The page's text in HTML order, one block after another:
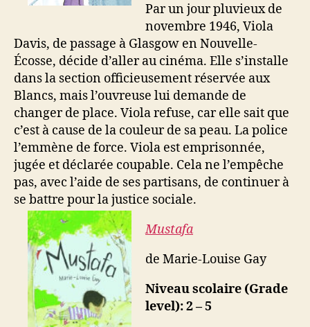
Par un jour pluvieux de
novembre 1946, Viola
Davis, de passage à Glasgow en Nouvelle-
Écosse, décide d’aller au cinéma. Elle s’installe
dans la section officieusement réservée aux
Blancs, mais l’ouvreuse lui demande de
changer de place. Viola refuse, car elle sait que
c’est à cause de la couleur de sa peau. La police
l’emmène de force. Viola est emprisonnée,
jugée et déclarée coupable. Cela ne l’empêche
pas, avec l’aide de ses partisans, de continuer à
se battre pour la justice sociale.
Mustafa
de Marie-Louise Gay
Niveau scolaire (Grade
level): 2 – 5